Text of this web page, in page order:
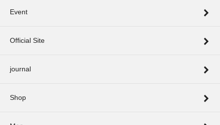
Event
Official Site
journal
Shop